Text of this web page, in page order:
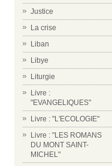
Justice
La crise
Liban
Libye
Liturgie
Livre :
"EVANGELIQUES"
Livre : "L'ECOLOGIE"
Livre : "LES ROMANS
DU MONT SAINT-
MICHEL"